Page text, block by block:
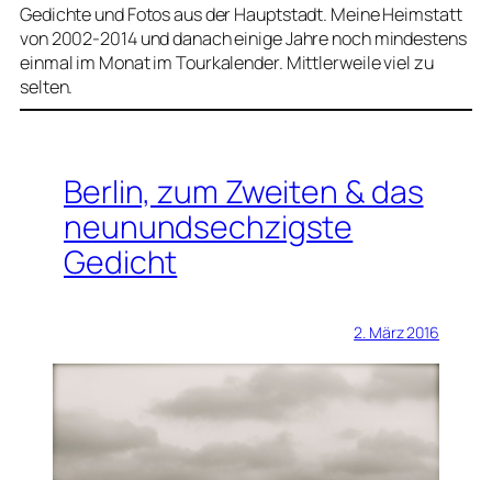
Gedichte und Fotos aus der Hauptstadt. Meine Heimstatt
von 2002-2014 und danach einige Jahre noch mindestens
einmal im Monat im Tourkalender. Mittlerweile viel zu
selten.
Berlin, zum Zweiten & das
neunundsechzigste
Gedicht
2. März 2016